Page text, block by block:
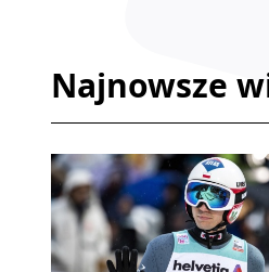
Najnowsze